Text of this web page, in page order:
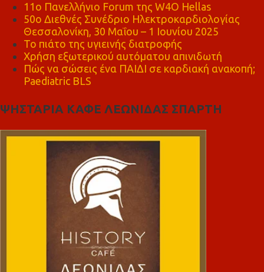
11ο Πανελλήνιο Forum της W4O Hellas
50ο Διεθνές Συνέδριο Ηλεκτροκαρδιολογίας
Θεσσαλονίκη, 30 Μαΐου – 1 Ιουνίου 2025
Το πιάτο της υγιεινής διατροφής
Χρήση εξωτερικού αυτόματου απινιδωτή
Πώς να σώσεις ένα ΠΑΙΔΙ σε καρδιακή ανακοπή;
Paediatric BLS
ΨΗΣΤΑΡΙΑ ΚΑΦΕ ΛΕΩΝΙΔΑΣ ΣΠΑΡΤΗ